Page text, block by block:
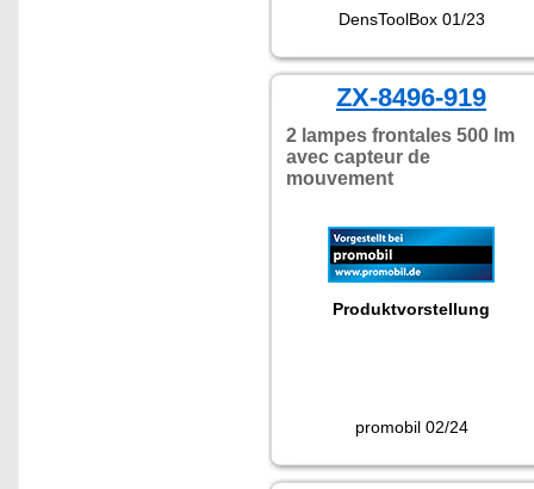
DensToolBox 01/23
ZX-8496-919
2 lampes frontales 500 lm
avec capteur de
mouvement
Produktvorstellung
promobil 02/24